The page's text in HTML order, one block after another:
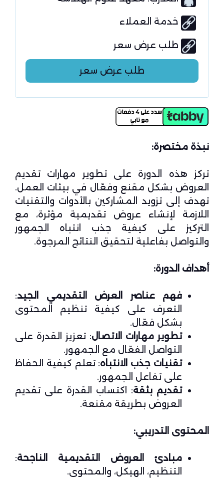
خدمة العملاء
طلب عرض سعر
طلب عرض سعر
نبذة مختصرة:
تركز هذه الدورة على تطوير مهارات تقديم
العروض بشكل مقنع وفعّال في بيئات العمل.
تهدف إلى تزويد المشاركين بالأدوات والتقنيات
اللازمة لإنشاء عروض تقديمية مؤثرة، مع
التركيز على كيفية جذب انتباه الجمهور
والتواصل بفاعلية لتحقيق النتائج المرجوة.
أهداف الدورة:
فهم عناصر العرض التقديمي الجيد:
التعرف على كيفية تنظيم المحتوى
بشكل فعّال.
تطوير مهارات الاتصال: تعزيز القدرة على
التواصل الفعّال مع الجمهور.
تقنيات جذب الانتباه: تعلم كيفية الحفاظ
على تفاعل الجمهور.
تقديم بثقة: اكتساب القدرة على تقديم
العروض بطريقة مقنعة.
المحتوى التدريبي:
مبادئ العروض التقديمية الناجحة:
التنظيم، الهيكل، والمحتوى.